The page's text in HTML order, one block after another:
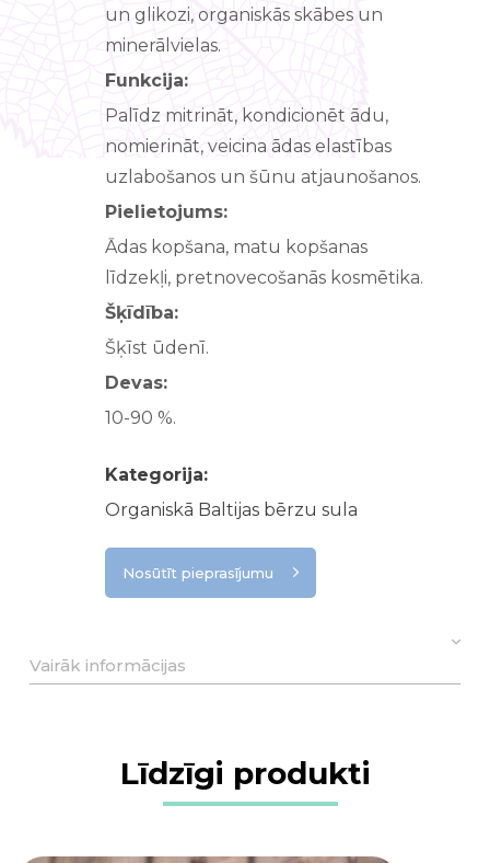
un glikozi, organiskās skābes un
minerālvielas.
Funkcija:
Palīdz mitrināt, kondicionēt ādu,
nomierināt, veicina ādas elastības
uzlabošanos un šūnu atjaunošanos.
Pielietojums:
Ādas kopšana, matu kopšanas
līdzekļi, pretnovecošanās kosmētika.
Šķīdība:
Šķīst ūdenī.
Devas:
10-90 %.
Kategorija:
Organiskā Baltijas bērzu sula
Nosūtīt pieprasījumu
Vairāk informācijas
Līdzīgi produkti